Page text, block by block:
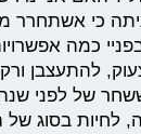
כי אשתחרר
כמה
להתעצבן
של לפני
לחיות בסוג